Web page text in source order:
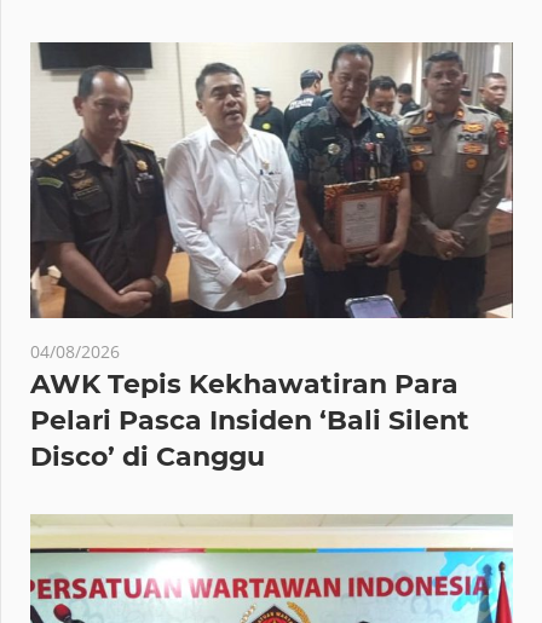
04/08/2026
AWK Tepis Kekhawatiran Para
Pelari Pasca Insiden ‘Bali Silent
Disco’ di Canggu